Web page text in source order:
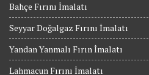
Bahçe Fırını İmalatı
Seyyar Doğalgaz Fırını İmalatı
Yandan Yanmalı Fırın İmalatı
Lahmacun Fırını İmalatı